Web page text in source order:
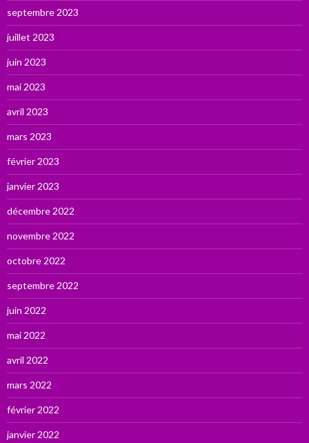
septembre 2023
juillet 2023
juin 2023
mai 2023
avril 2023
mars 2023
février 2023
janvier 2023
décembre 2022
novembre 2022
octobre 2022
septembre 2022
juin 2022
mai 2022
avril 2022
mars 2022
février 2022
janvier 2022